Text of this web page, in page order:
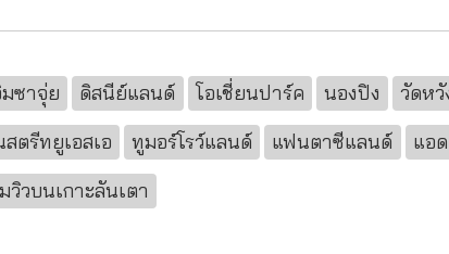
ซาจุ่ย ดิสนีย์แลนด์ โอเชี่ยนปาร์ค นองปิง วัดหวั
สตรีทยูเอสเอ ทูมอร์โรว์แลนด์ แฟนตาซีแลนด์ แอ
วิวบนเกาะลันเตา